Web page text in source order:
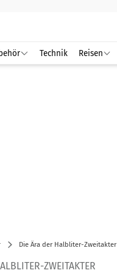
Technik Reisen
Die Ära der Halbliter-Zweitakter
ZWEITAKTER